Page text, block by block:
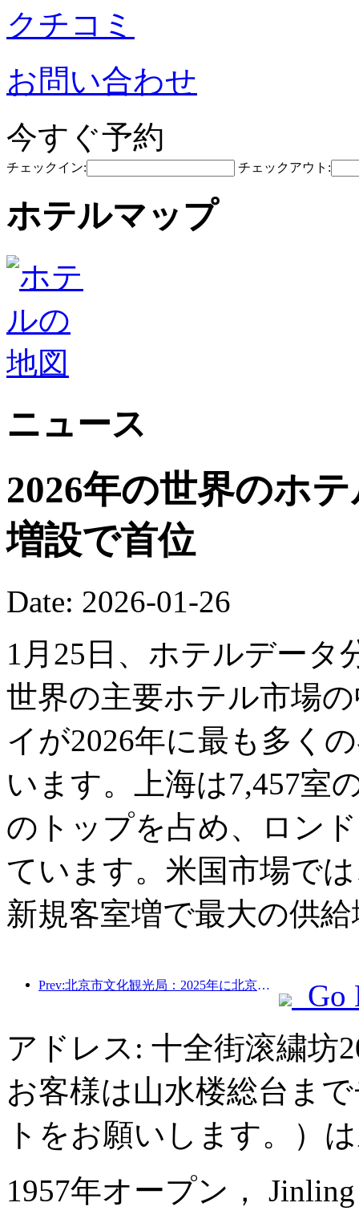
クチコミ
お問い合わせ
今すぐ予約
チェックイン: チェックアウト:
ホテルマップ
ニュース
2026年の世界のホ
増設で首位
Date: 2026-01-26
1月25日、ホテルデータ
世界の主要ホテル市場
イが2026年に最も多く
います。上海は7,457室
のトップを占め、ロン
ています。米国市場で
新規客室増で最大の供
Prev:北京市文化観光局：2025年に北京市を訪れた観光客は548万人で、前年比39％増加した。
Go
アドレス: 十全街滚繍坊
お客様は山水楼総台ま
トをお願いします。）
1957年オープン，